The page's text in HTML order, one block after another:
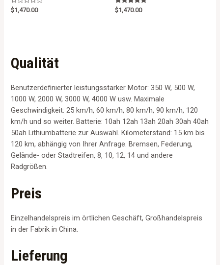
R
a
o
f
$1,470.00
Rated
5.00
$1,470.00
Qualität
Benutzerdefinierter leistungsstarker Motor: 350 W, 500 W,
1000 W, 2000 W, 3000 W, 4000 W usw. Maximale
Geschwindigkeit: 25 km/h, 60 km/h, 80 km/h, 90 km/h, 120
km/h und so weiter. Batterie: 10ah 12ah 13ah 20ah 30ah 40ah
50ah Lithiumbatterie zur Auswahl. Kilometerstand: 15 km bis
120 km, abhängig von Ihrer Anfrage. Bremsen, Federung,
Gelände- oder Stadtreifen, 8, 10, 12, 14 und andere
Radgrößen.
Preis
Einzelhandelspreis im örtlichen Geschäft, Großhandelspreis
in der Fabrik in China.
Lieferung